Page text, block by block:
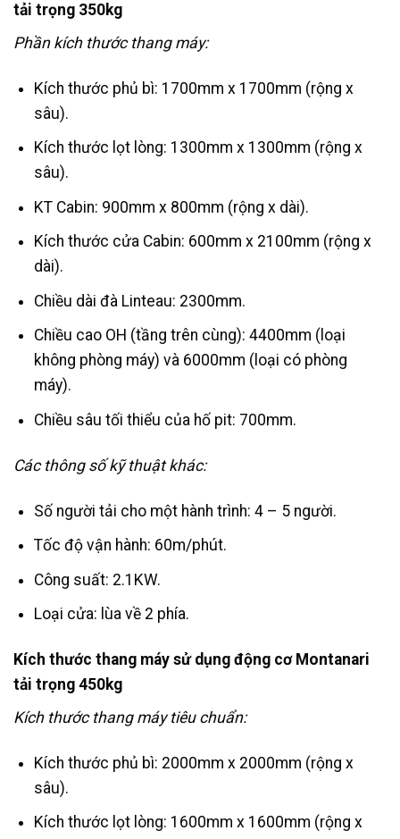
tải trọng 350kg
Phần kích thước thang máy:
Kích thước phủ bì: 1700mm x 1700mm (rộng x
sâu).
Kích thước lọt lòng: 1300mm x 1300mm (rộng x
sâu).
KT Cabin: 900mm x 800mm (rộng x dài).
Kích thước cửa Cabin: 600mm x 2100mm (rộng x
dài).
Chiều dài đà Linteau: 2300mm.
Chiều cao OH (tầng trên cùng): 4400mm (loại
không phòng máy) và 6000mm (loại có phòng
máy).
Chiều sâu tối thiểu của hố pit: 700mm.
Các thông số kỹ thuật khác:
Số người tải cho một hành trình: 4 – 5 người.
Tốc độ vận hành: 60m/phút.
Công suất: 2.1KW.
Loại cửa: lùa về 2 phía.
Kích thước thang máy sử dụng động cơ Montanari
tải trọng 450kg
Kích thước thang máy tiêu chuẩn:
Kích thước phủ bì: 2000mm x 2000mm (rộng x
sâu).
Kích thước lọt lòng: 1600mm x 1600mm (rộng x